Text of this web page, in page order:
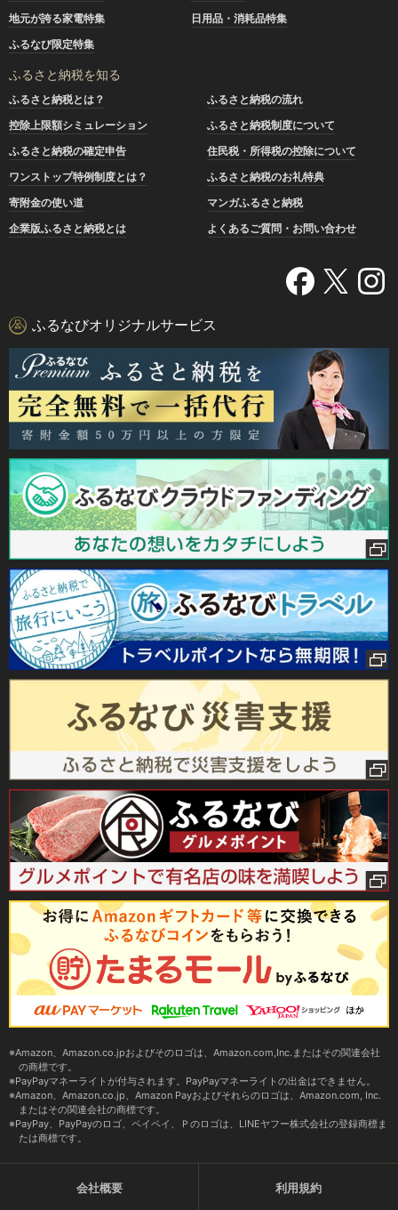
地元が誇る家電特集
日用品・消耗品特集
ふるなび限定特集
ふるさと納税を知る
ふるさと納税とは？
ふるさと納税の流れ
控除上限額シミュレーション
ふるさと納税制度について
ふるさと納税の確定申告
住民税・所得税の控除について
ワンストップ特例制度とは？
ふるさと納税のお礼特典
寄附金の使い道
マンガふるさと納税
企業版ふるさと納税とは
よくあるご質問・お問い合わせ
ふるなびオリジナルサービス
Amazon、Amazon.co.jpおよびそのロゴは、Amazon.com,Inc.またはその関連会社
の商標です。
PayPayマネーライトが付与されます。PayPayマネーライトの出金はできません。
Amazon、Amazon.co.jp、Amazon Payおよびそれらのロゴは、Amazon.com, Inc.
またはその関連会社の商標です。
PayPay、PayPayのロゴ、ペイペイ、Ｐのロゴは、LINEヤフー株式会社の登録商標ま
たは商標です。
会社概要 利用規約